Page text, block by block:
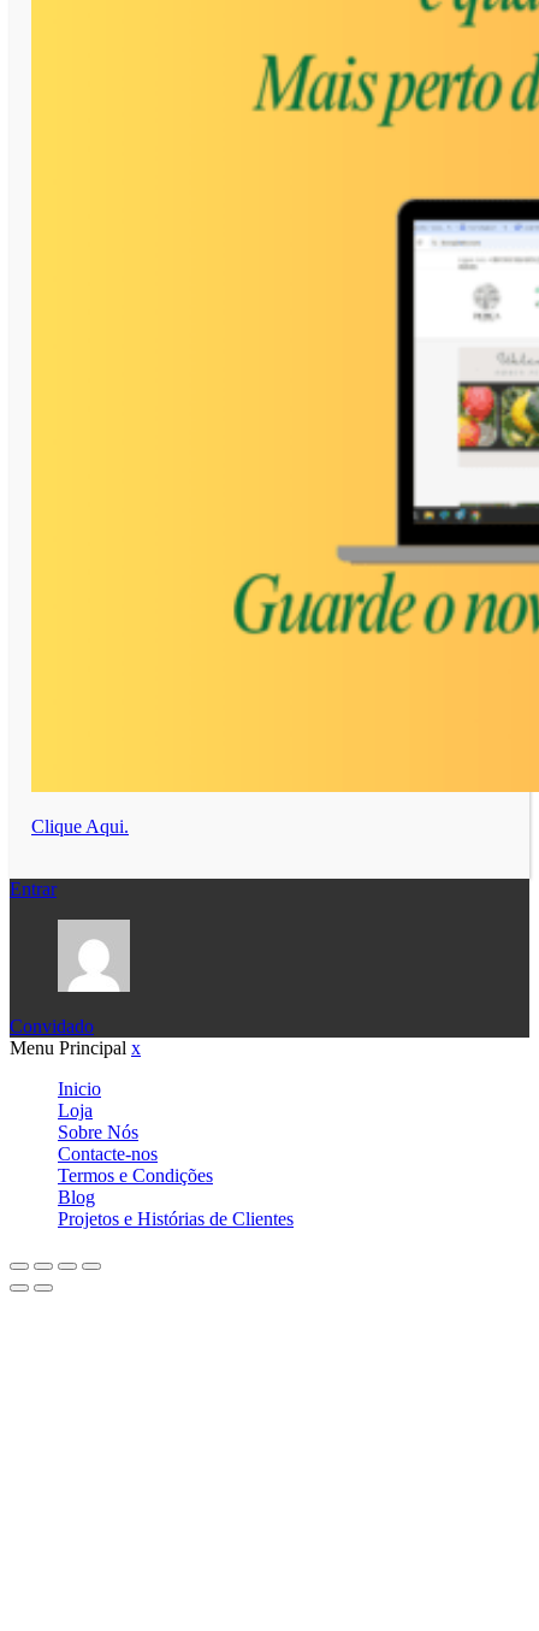
Clique Aqui.
Entrar
Convidado
Menu Principal x
Inicio
Loja
Sobre Nós
Contacte-nos
Termos e Condições
Blog
Projetos e Histórias de Clientes